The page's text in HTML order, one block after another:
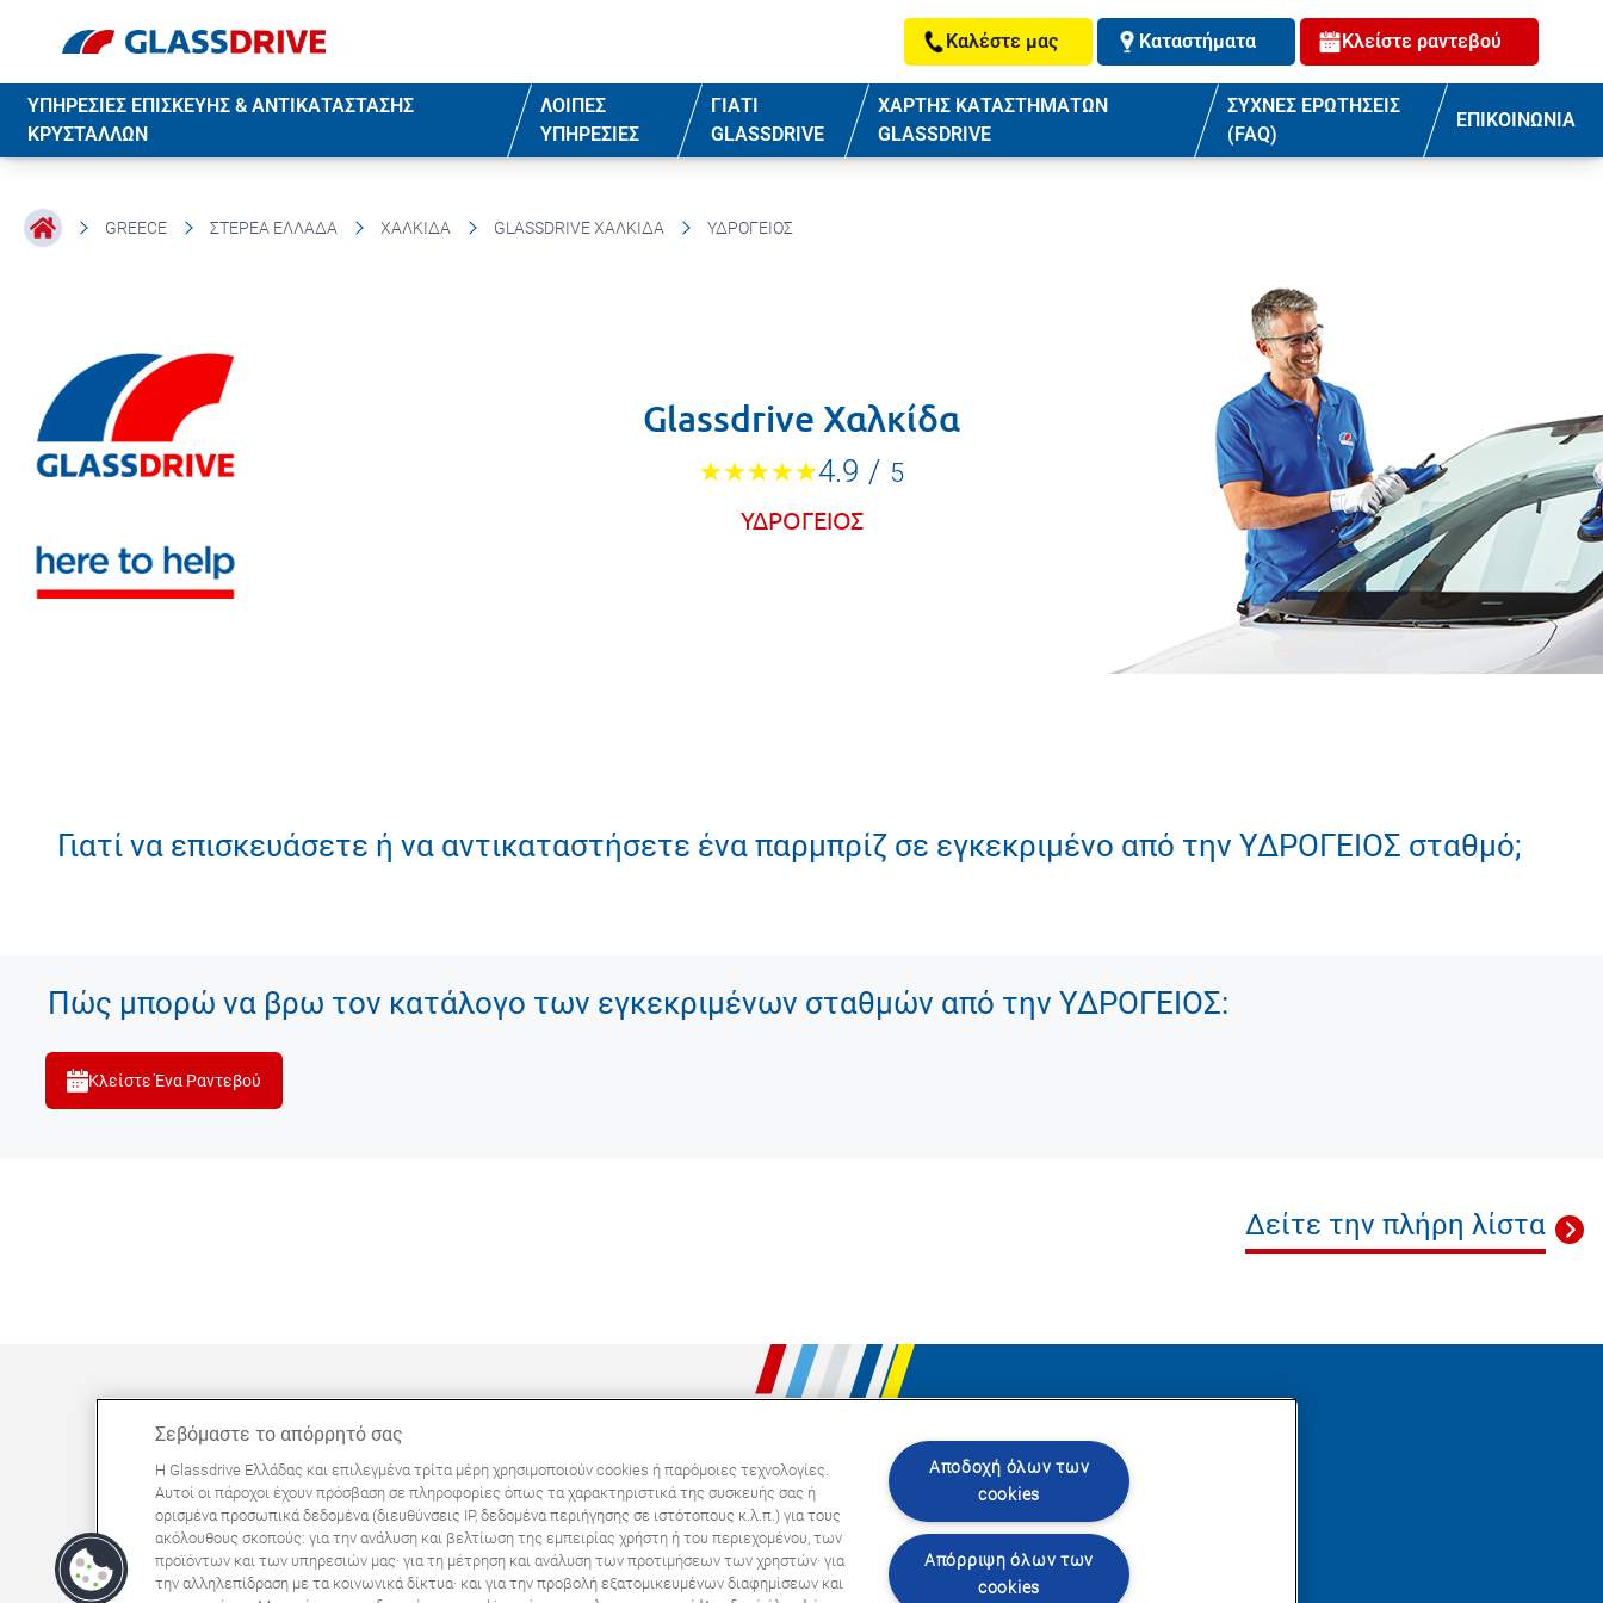
Καλέστε μας Καταστήματα Κλείστε ραντεβού
ΥΠΗΡΕΣΙΕΣ ΕΠΙΣΚΕΥΗΣ & ΑΝΤΙΚΑΤΑΣΤΑΣΗΣ
ΚΡΥΣΤΑΛΛΩΝ
ΛΟΙΠΕΣ
ΥΠΗΡΕΣΙΕΣ
ΓΙΑΤΙ
GLASSDRIVE
ΧΑΡΤΗΣ ΚΑΤΑΣΤΗΜΑΤΩΝ
GLASSDRIVE
ΣΥΧΝΕΣ ΕΡΩΤΗΣΕΙΣ
(FAQ)
ΕΠΙΚΟΙΝΩΝΙΑ
GREECE ΣΤΕΡΕΆ ΕΛΛΆΔΑ ΧΑΛΚΊΔΑ GLASSDRIVE ΧΑΛΚΊΔΑ ΥΔΡΟΓΕΙΟΣ
Glassdrive Χαλκίδα
4.9 / 5
ΥΔΡΟΓΕΙΟΣ
Γιατί να επισκευάσετε ή να αντικαταστήσετε ένα παρμπρίζ σε εγκεκριμένο από την ΥΔΡΟΓΕΙΟΣ σταθμό;
Πώς μπορώ να βρω τον κατάλογο των εγκεκριμένων σταθμών από την ΥΔΡΟΓΕΙΟΣ:
Κλείστε Ένα Ραντεβού
Δείτε την πλήρη λίστα
ΜΠΟΡΕΊ ΝΑ ΣΑΣ ΕΝΔΙΑΦΈΡΕΙ
Συχνές ερωτήσεις
Σχετικά με εμάς
Πανευρωπαϊκό δίκτυο
Ακολουθήστε μας
Σεβόμαστε το απόρρητό σας
Η Glassdrive Ελλάδας και επιλεγμένα τρίτα μέρη χρησιμοποιούν cookies ή παρόμοιες τεχνολογίες.
Αυτοί οι πάροχοι έχουν πρόσβαση σε πληροφορίες όπως τα χαρακτηριστικά της συσκευής σας ή
ορισμένα προσωπικά δεδομένα (διευθύνσεις IP, δεδομένα περιήγησης σε ιστότοπους κ.λ.π.) για τους
ακόλουθους σκοπούς: για την ανάλυση και βελτίωση της εμπειρίας χρήστη ή του περιεχομένου, των
προϊόντων και των υπηρεσιών μας· για τη μέτρηση και ανάλυση των προτιμήσεων των χρηστών· για
την αλληλεπίδραση με τα κοινωνικά δίκτυα· και για την προβολή εξατομικευμένων διαφημίσεων και
Αποδοχή όλων των
cookies
Απόρριψη όλων των
cookies